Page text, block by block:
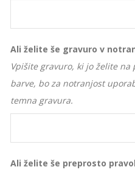
Ali želite še gravuro v
Vpišite gravuro, ki jo želite
barve, bo za notranjost
temna gravura.
Ali želite še preprosto